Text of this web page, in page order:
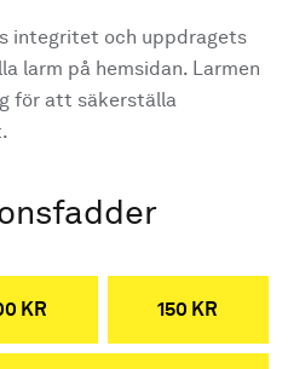
integritet och uppdragets
larm på hemsidan. Larmen
för att säkerställa
KR 150 KR